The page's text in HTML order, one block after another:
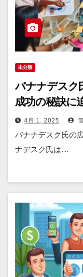
未分類
バナナデスク
成功の秘訣に
4月 1, 2025
バナナデスク氏の
ナデスク氏は…